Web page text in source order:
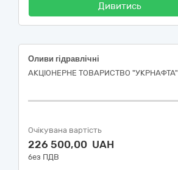
Дивитись
Оливи гідравлічні
АКЦІОНЕРНЕ ТОВАРИСТВО "УКPНAФТА"
Очікувана вартість
226 500,00 UAH
без ПДВ